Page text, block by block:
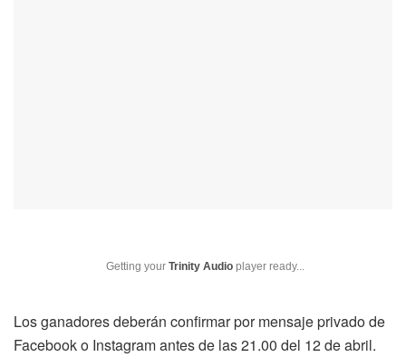
Getting your Trinity Audio player ready...
Los ganadores deberán confirmar por mensaje privado de
Facebook o Instagram antes de las 21.00 del 12 de abril.